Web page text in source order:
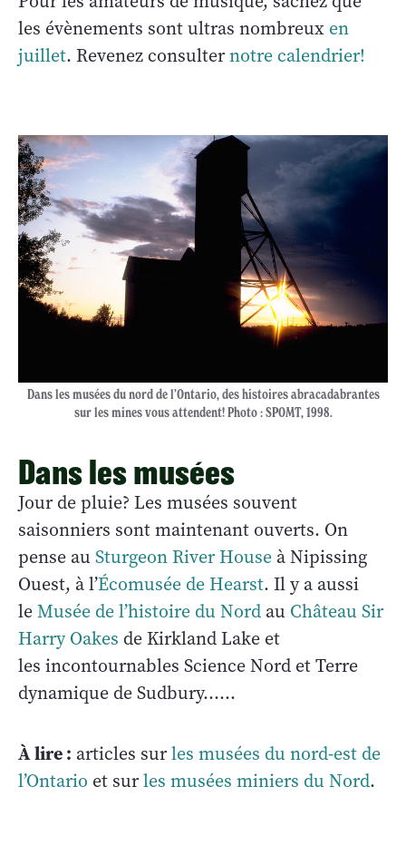
les évènements sont ultras nombreux en
juillet. Revenez consulternotre calendrier!
Dans les musées du nord de l’Ontario, des histoires abracadabrantes
sur les mines vous attendent! Photo : SPOMT, 1998.
Dans les musées
Jour de pluie? Les musées souvent
saisonniers sont maintenant ouverts. On
pense au Sturgeon River House à Nipissing
Ouest, à l’Écomusée de Hearst. Il y a aussi
leMusée de l’histoire du Nord au Château Sir
Harry Oakes de Kirkland Lake et
les incontournables Science Nord et Terre
dynamique de Sudbury...…
À lire : articles surles musées du nord-est de
l’Ontario et surles musées miniers du Nord.